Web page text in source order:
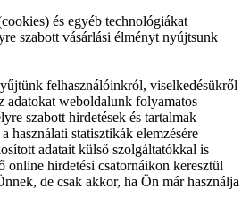
és egyéb technológiákat
szabott vásárlási élményt nyújtsunk
felhasználóinkról, viselkedésükről
adatokat weboldalunk folyamatos
szabott hirdetések és tartalmak
használati statisztikák elemzésére
adatait külső szolgáltatókkal is
online hirdetési csatornáikon keresztül
de csak akkor, ha Ön már használja